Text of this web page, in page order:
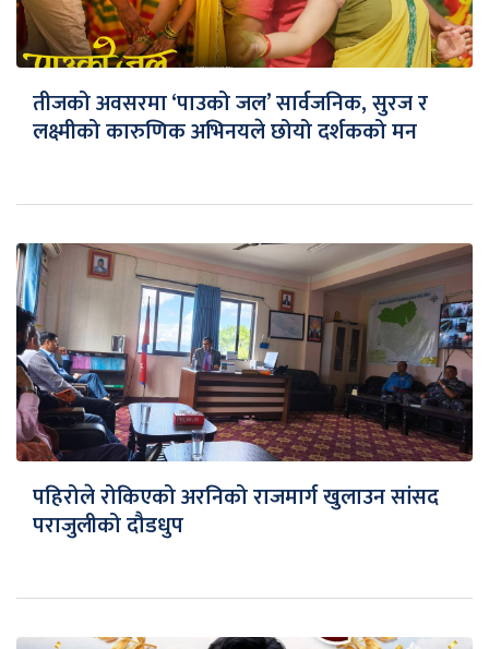
तीजको अवसरमा ‘पाउको जल’ सार्वजनिक, सुरज र
लक्ष्मीको कारुणिक अभिनयले छोयो दर्शकको मन
पहिरोले रोकिएको अरनिको राजमार्ग खुलाउन सांसद
पराजुलीको दौडधुप